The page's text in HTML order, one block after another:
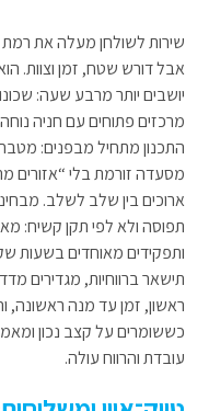
שירות לשולחן מעלה את רמת
אבל דורש שטח, זמן וצוות.
יושבים יותר מרבע שעה:
מרכזים פתוחים עם חניה
התכנון מתחיל מבפנים:
מסעדה זורמת בלי “אזורים
ארוכים בין שלב לשלב.
תפוסה ולא לפי תקן קשיח:
ותפקידים מאוחדים בשעות
תישאר ברווחיות, מגדירים
ראשון, זמן עד מנה ראשונה,
כששומרים על קצב נכון
עובדת והרווח עולה.